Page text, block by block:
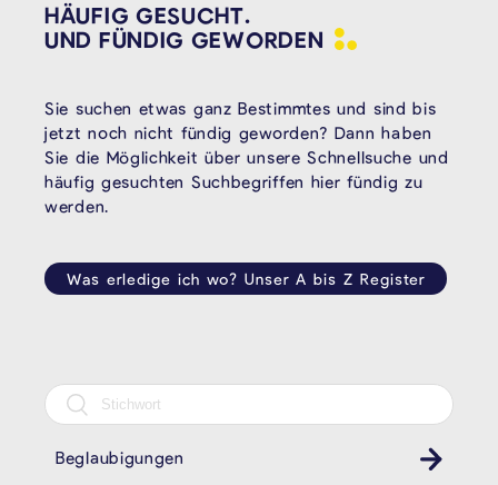
HÄUFIG GESUCHT.
UND FÜNDIG GEWORDEN
Sie suchen etwas ganz Bestimmtes und sind bis
jetzt noch nicht fündig geworden? Dann haben
Sie die Möglichkeit über unsere Schnellsuche und
häufig gesuchten Suchbegriffen hier fündig zu
werden.
Was erledige ich wo? Unser A bis Z Register
Beglaubigungen